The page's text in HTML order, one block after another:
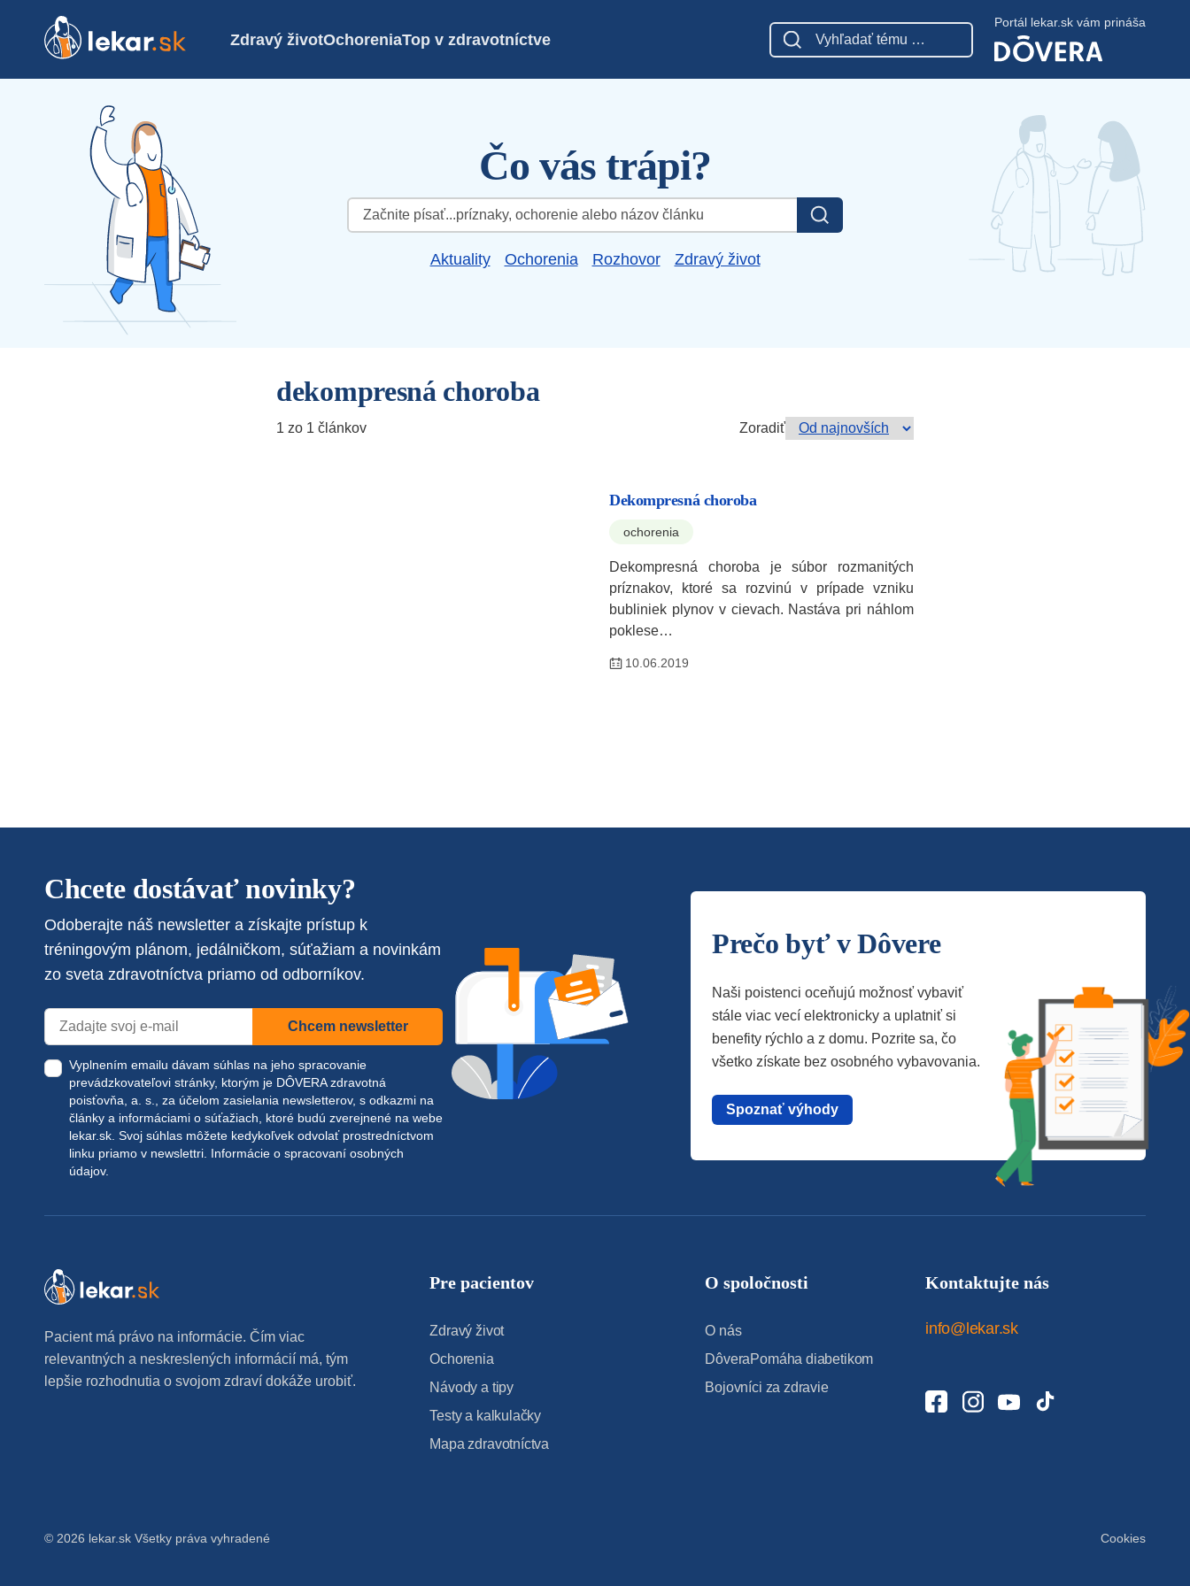
Zdravý životOchoreniaTop v zdravotníctve
Portál lekar.sk vám prináša
Čo vás trápi?
Hľadať:
Aktuality Ochorenia Rozhovor Zdravý život
dekompresná choroba
1 zo 1 článkov Zoradiť
Dekompresná choroba
ochorenia
Dekompresná choroba je súbor rozmanitých
príznakov, ktoré sa rozvinú v prípade vzniku
bubliniek plynov v cievach. Nastáva pri náhlom
poklese…
10.06.2019
Chcete dostávať novinky?
Odoberajte náš newsletter a získajte prístup k
tréningovým plánom, jedálničkom, súťažiam a novinkám
zo sveta zdravotníctva priamo od odborníkov.
Chcem newsletter
Vyplnením emailu dávam súhlas na jeho spracovanie
prevádzkovateľovi stránky, ktorým je DÔVERA zdravotná
poisťovňa, a. s., za účelom zasielania newsletterov, s odkazmi na
články a informáciami o súťažiach, ktoré budú zverejnené na webe
lekar.sk . Svoj súhlas môžete kedykoľvek odvolať prostredníctvom
linku priamo v newslettri. Informácie o spracovaní osobných
údajov.
Prečo byť v Dôvere
Naši poistenci oceňujú možnosť vybaviť
stále viac vecí elektronicky a uplatniť si
benefity rýchlo a z domu. Pozrite sa, čo
všetko získate bez osobného vybavovania.
Spoznať výhody
Pacient má právo na informácie. Čím viac
relevantných a neskreslených informácií má, tým
lepšie rozhodnutia o svojom zdraví dokáže urobiť.
Pre pacientov
Zdravý život
Ochorenia
Návody a tipy
Testy a kalkulačky
Mapa zdravotníctva
O spoločnosti
O nás
DôveraPomáha diabetikom
Bojovníci za zdravie
Kontaktujte nás
info@lekar.sk
© 2026 lekar.sk Všetky práva vyhradené Cookies